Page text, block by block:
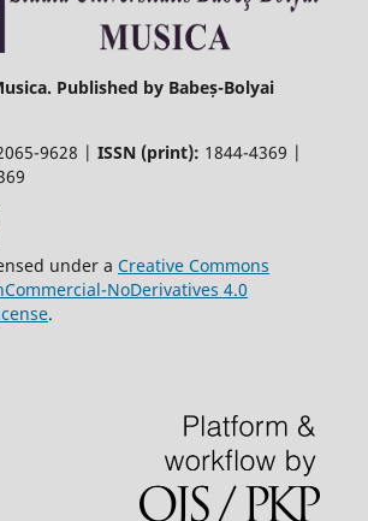
Published by Babeș-Bolyai
9628 | ISSN (print): 1844-4369 |
under a Creative Commons
NoDerivatives 4.0
.